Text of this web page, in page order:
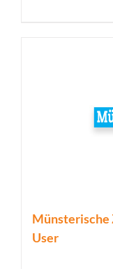
Münsterische
User